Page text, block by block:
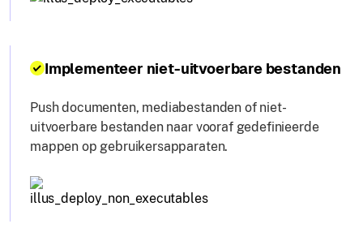
Implementeer niet-uitvoerbare bestanden
Push documenten, mediabestanden of niet-
uitvoerbare bestanden naar vooraf gedefinieerde
mappen op gebruikersapparaten.